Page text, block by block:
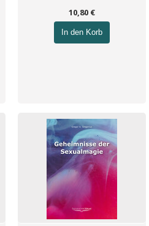
10,80 €
In den Korb